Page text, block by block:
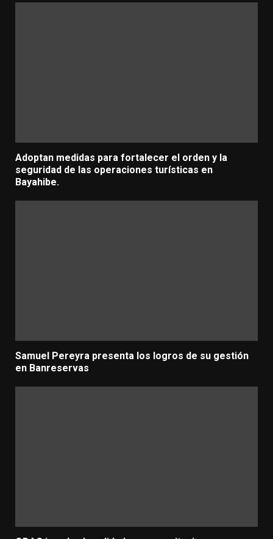
Adoptan medidas para fortalecer el orden y la
seguridad de las operaciones turísticas en
Bayahibe.
Samuel Pereyra presenta los logros de su gestión
en Banreservas